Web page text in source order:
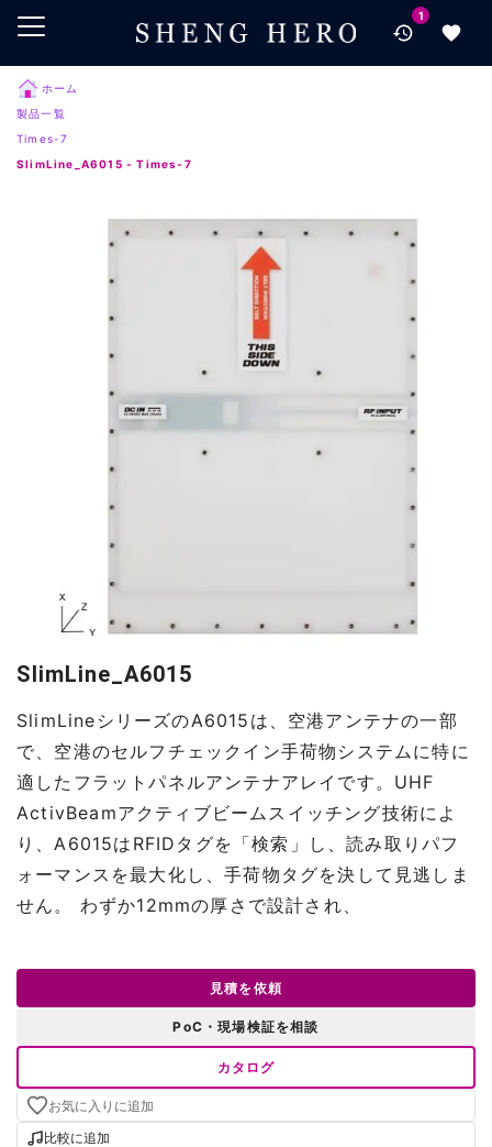
メインコンテンツにスキップ
検索にスキップ
フッターにスキップ
1
ホーム
製品一覧
Times-7
SlimLine_A6015 - Times-7
SlimLine_A6015
SlimLineシリーズのA6015は、空港アンテナの一部
で、空港のセルフチェックイン手荷物システムに特に
適したフラットパネルアンテナアレイです。UHF
ActivBeamアクティブビームスイッチング技術によ
り、A6015はRFIDタグを「検索」し、読み取りパフ
ォーマンスを最大化し、手荷物タグを決して見逃しま
せん。 わずか12mmの厚さで設計され、
見積を依頼
PoC・現場検証を相談
カタログ
お気に入りに追加
比較に追加